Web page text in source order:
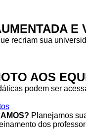
E
recriam sua
AOS
podem ser
Planejamos
dos